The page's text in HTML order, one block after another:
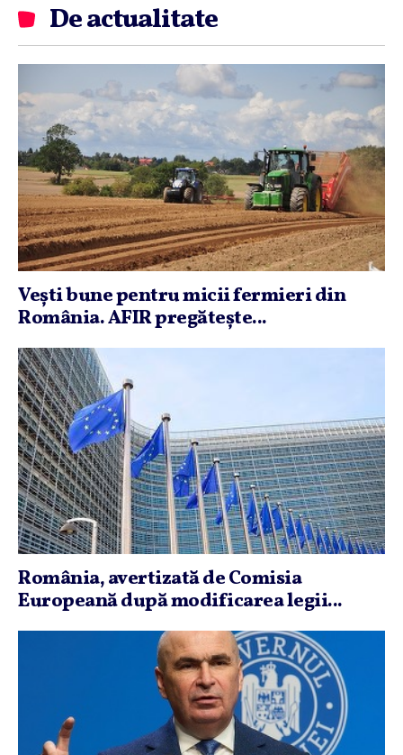
De actualitate
Veşti bune pentru micii fermieri din
România. AFIR pregăteşte...
România, avertizată de Comisia
Europeană după modificarea legii...